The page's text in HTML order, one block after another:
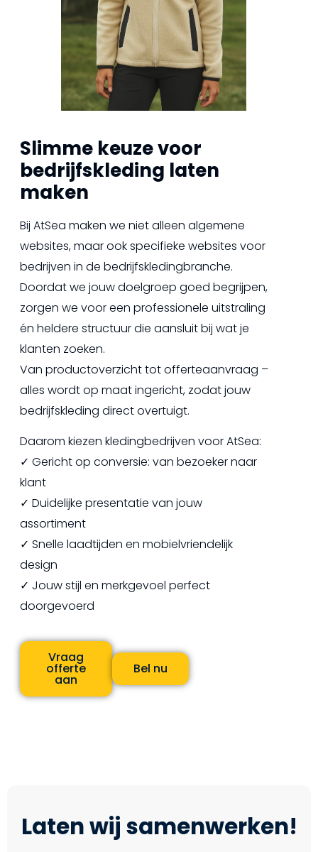
Slimme keuze voor
bedrijfskleding laten
maken
Bij AtSea maken we niet alleen algemene
websites, maar ook specifieke websites voor
bedrijven in de bedrijfskledingbranche.
Doordat we jouw doelgroep goed begrijpen,
zorgen we voor een professionele uitstraling
én heldere structuur die aansluit bij wat je
klanten zoeken.
Van productoverzicht tot offerteaanvraag –
alles wordt op maat ingericht, zodat jouw
bedrijfskleding direct overtuigt.
Daarom kiezen kledingbedrijven voor AtSea:
✓ Gericht op conversie: van bezoeker naar
klant
✓ Duidelijke presentatie van jouw
assortiment
✓ Snelle laadtijden en mobielvriendelijk
design
✓ Jouw stijl en merkgevoel perfect
doorgevoerd
Vraag
offerte
aan
Bel nu
Laten wij samenwerken!